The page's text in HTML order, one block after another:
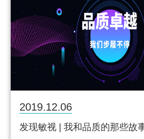
2019.12.06
发现敏视 | 我和品质的那些故